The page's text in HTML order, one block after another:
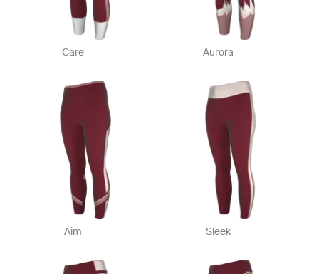
Care Aurora
Aim Sleek